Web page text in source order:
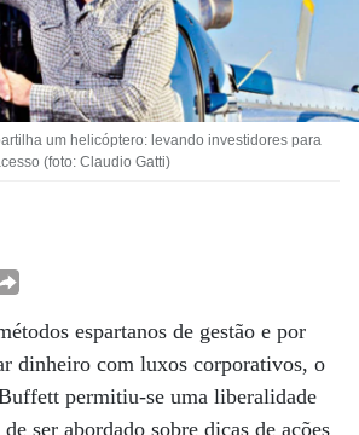
um helicóptero: levando investidores para
(foto: Claudio Gatti)
espartanos de gestão e por
dinheiro com luxos corporativos, o
permitiu-se uma liberalidade
ser abordado sobre dicas de ações